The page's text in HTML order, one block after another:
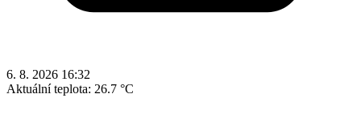
6. 8. 2026 16:32
Aktuální teplota: 26.7 °C